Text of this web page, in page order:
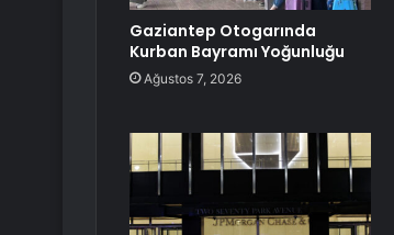
Gaziantep Otogarında
Kurban Bayramı Yoğunluğu
Ağustos 7, 2026